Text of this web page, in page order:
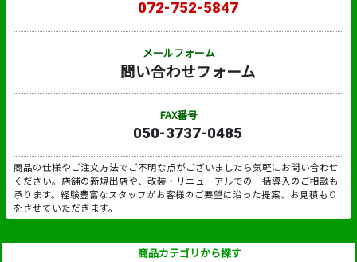
072-752-5847
メールフォーム
問い合わせフォーム
FAX番号
050-3737-0485
商品の仕様やご注文方法でご不明な点がございましたら気軽にお問い合わせ
ください。店舗の新規出店や、改装・リニューアルでの一括導入のご相談も
承ります。経験豊富なスタッフがお客様のご要望に沿った提案、お見積もり
をさせていただきます。
商品カテゴリから探す